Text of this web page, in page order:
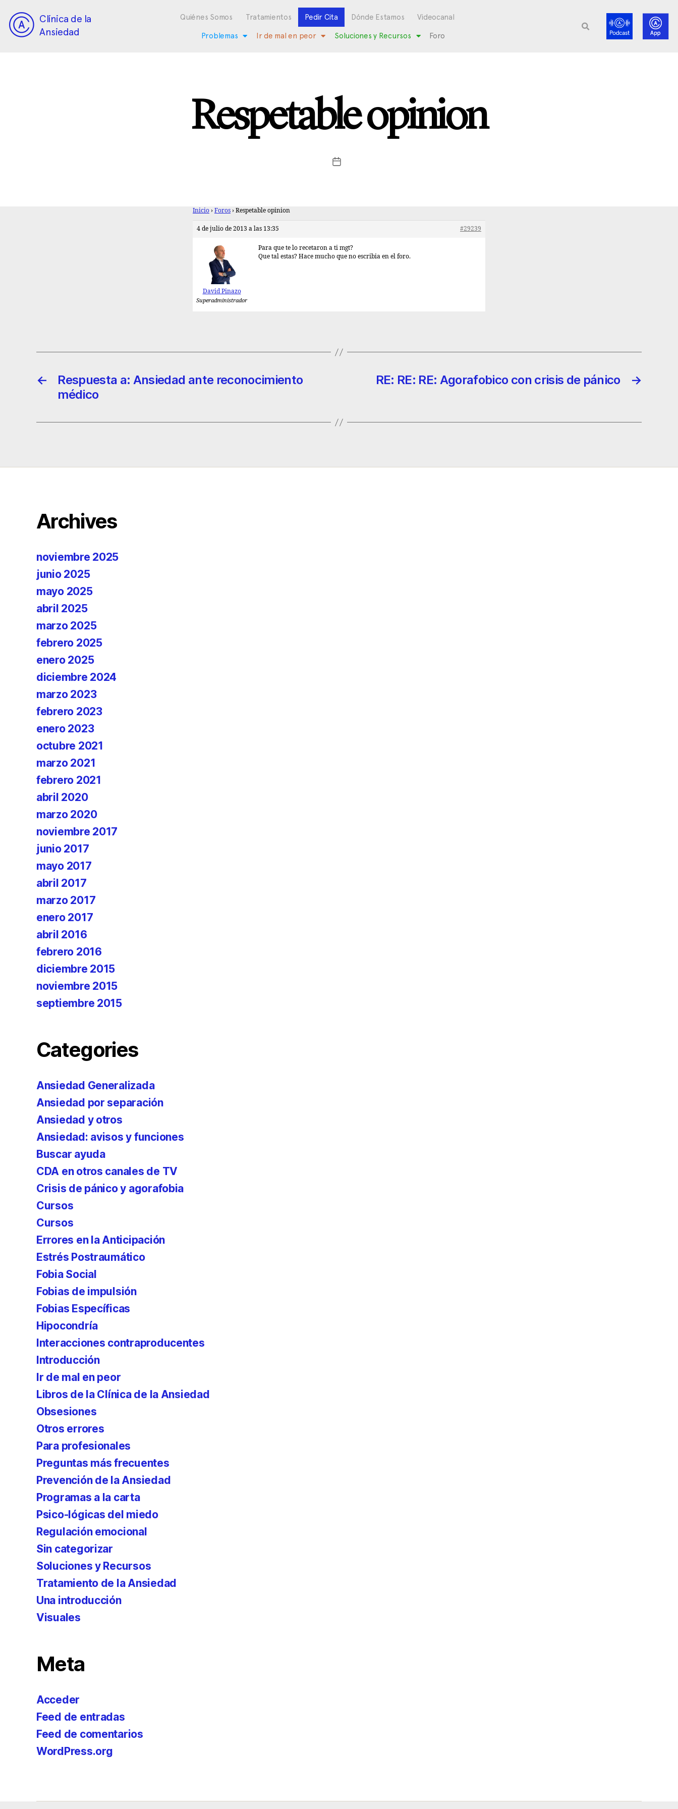
Clínica de la
Ansiedad
Quiénes Somos Tratamientos Pedir Cita Dónde Estamos Videocanal
Problemas Ir de mal en peor Soluciones y Recursos Foro
Respetable opinion
Inicio › Foros › Respetable opinion
4 de julio de 2013 a las 13:35 #29239
David Pinazo
Superadministrador
Para que te lo recetaron a ti mgt?
Que tal estas? Hace mucho que no escribia en el foro.
←
Respuesta a: Ansiedad ante reconocimiento
médico
→
RE: RE: RE: Agorafobico con crisis de pánico
Archives
noviembre 2025
junio 2025
mayo 2025
abril 2025
marzo 2025
febrero 2025
enero 2025
diciembre 2024
marzo 2023
febrero 2023
enero 2023
octubre 2021
marzo 2021
febrero 2021
abril 2020
marzo 2020
noviembre 2017
junio 2017
mayo 2017
abril 2017
marzo 2017
enero 2017
abril 2016
febrero 2016
diciembre 2015
noviembre 2015
septiembre 2015
Categories
Ansiedad Generalizada
Ansiedad por separación
Ansiedad y otros
Ansiedad: avisos y funciones
Buscar ayuda
CDA en otros canales de TV
Crisis de pánico y agorafobia
Cursos
Cursos
Errores en la Anticipación
Estrés Postraumático
Fobia Social
Fobias de impulsión
Fobias Específicas
Hipocondría
Interacciones contraproducentes
Introducción
Ir de mal en peor
Libros de la Clínica de la Ansiedad
Obsesiones
Otros errores
Para profesionales
Preguntas más frecuentes
Prevención de la Ansiedad
Programas a la carta
Psico-lógicas del miedo
Regulación emocional
Sin categorizar
Soluciones y Recursos
Tratamiento de la Ansiedad
Una introducción
Visuales
Meta
Acceder
Feed de entradas
Feed de comentarios
WordPress.org